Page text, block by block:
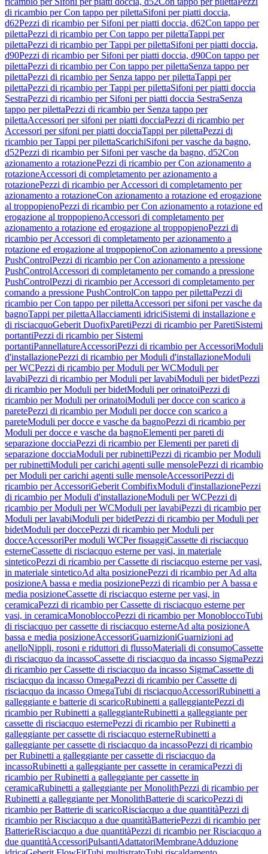
di ricambio per Con tappo per pilettaSifoni per piatti doccia,
d62Pezzi di ricambio per Sifoni per piatti doccia, d62Con tappo per
pilettaPezzi di ricambio per Con tappo per pilettaTappi per
pilettaPezzi di ricambio per Tappi per pilettaSifoni per piatti doccia,
d90Pezzi di ricambio per Sifoni per piatti doccia, d90Con tappo per
pilettaPezzi di ricambio per Con tappo per pilettaSenza tappo per
pilettaPezzi di ricambio per Senza tappo per pilettaTappi per
pilettaPezzi di ricambio per Tappi per pilettaSifoni per piatti doccia
SestraPezzi di ricambio per Sifoni per piatti doccia SestraSenza
tappo per pilettaPezzi di ricambio per Senza tappo per
pilettaAccessori per sifoni per piatti docciaPezzi di ricambio per
Accessori per sifoni per piatti docciaTappi per pilettaPezzi di
ricambio per Tappi per pilettaScarichiSifoni per vasche da bagno,
d52Pezzi di ricambio per Sifoni per vasche da bagno, d52Con
azionamento a rotazionePezzi di ricambio per Con azionamento a
rotazioneAccessori di completamento per azionamento a
rotazionePezzi di ricambio per Accessori di completamento per
azionamento a rotazioneCon azionamento a rotazione ed erogazione
al troppopienoPezzi di ricambio per Con azionamento a rotazione ed
erogazione al troppopienoAccessori di completamento per
azionamento a rotazione ed erogazione al troppopienoPezzi di
ricambio per Accessori di completamento per azionamento a
rotazione ed erogazione al troppopienoCon azionamento a pressione
PushControlPezzi di ricambio per Con azionamento a pressione
PushControlAccessori di completamento per comando a pressione
PushControlPezzi di ricambio per Accessori di completamento per
comando a pressione PushControlCon tappo per pilettaPezzi di
ricambio per Con tappo per pilettaAccessori per sifoni per vasche da
bagnoTappi per pilettaAllacciamenti idriciSistemi di installazione e
di risciacquoGeberit DuofixParetiPezzi di ricambio per ParetiSistemi
portantiPezzi di ricambio per Sistemi
portantiPannellatureAccessoriPezzi di ricambio per AccessoriModuli
d'installazionePezzi di ricambio per Moduli d'installazioneModuli
per WCPezzi di ricambio per Moduli per WCModuli per
lavabiPezzi di ricambio per Moduli per lavabiModuli per bidetPezzi
di ricambio per Moduli per bidetModuli per orinatoiPezzi di
ricambio per Moduli per orinatoiModuli per docce con scarico a
paretePezzi di ricambio per Moduli per docce con scarico a
pareteModuli per docce e vasche da bagnoPezzi di ricambio per
Moduli per docce e vasche da bagnoElementi per pareti di
separazione docciaPezzi di ricambio per Elementi per pareti di
separazione docciaModuli per rubinettiPezzi di ricambio per Moduli
per rubinettiModuli per carichi agenti sulle mensolePezzi di ricambio
per Moduli per carichi agenti sulle mensoleAccessoriPezzi di
ricambio per AccessoriGeberit CombifixModuli d'installazionePezzi
di ricambio per Moduli d'installazioneModuli per WCPezzi di
ricambio per Moduli per WCModuli per lavabiPezzi di ricambio per
Moduli per lavabiModuli per bidetPezzi di ricambio per Moduli per
bidetModuli per doccePezzi di ricambio per Moduli per
docceAccessoriPer moduli WCPer fissaggiCassette di risciacquo
esterneCassette di risciacquo esterne per vasi, in materiale
sinteticoPezzi di ricambio per Cassette di risciacquo esterne per vasi,
in materiale sinteticoAd alta posizionePezzi di ricambio per Ad alta
posizioneA bassa e media posizionePezzi di ricambio per A bassa e
media posizioneCassette di risciacquo esterne per vasi, in
ceramicaPezzi di ricambio per Cassette di risciacquo esterne per
vasi, in ceramicaMonobloccoPezzi di ricambio per MonobloccoTubi
di risciacquo per cassette di risciacquo esterneAd alta posizioneA
bassa e media posizioneAccessoriGuarnizioniGuarnizioni ad
anelloNippli, rosoni e riduttori di flussoMateriali di consumoCassette
di risciacquo da incassoCassette di risciacquo da incasso SigmaPezzi
di ricambio per Cassette di risciacquo da incasso SigmaCassette di
risciacquo da incasso OmegaPezzi di ricambio per Cassette di
risciacquo da incasso OmegaTubi di risciacquoAccessoriRubinetti a
galleggiante e batterie di scaricoRubinetti a galleggiantePezzi di
ricambio per Rubinetti a galleggianteRubinetti a galleggiante per
cassette di risciacquo esternePezzi di ricambio per Rubinetti a
galleggiante per cassette di risciacquo esterneRubinetti a
galleggiante per cassette di risciacquo da incassoPezzi di ricambio
per Rubinetti a galleggiante per cassette di risciacquo da
incassoRubinetti a galleggiante per cassette in ceramicaPezzi di
ricambio per Rubinetti a galleggiante per cassette in
ceramicaRubinetti a galleggiante per MonolithPezzi di ricambio per
Rubinetti a galleggiante per MonolithBatterie di scaricoPezzi di
ricambio per Batterie di scaricoRisciacquo a due quantitàPezzi di
ricambio per Risciacquo a due quantitàBatteriePezzi di ricambio per
BatterieRisciacquo a due quantitàPezzi di ricambio per Risciacquo a
due quantitàAccessoriPulsantiAdattatoriMembraneAdduzione